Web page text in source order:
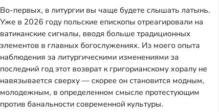
Во-первых, в литургии вы чаще будете слышать латынь.
Уже в 2026 году польские епископы отреагировали на
ватиканские сигналы, вводя больше традиционных
элементов в главных богослужениях. Из моего опыта
наблюдения за литургическими изменениями за
последний год этот возврат к григорианскому хоралу не
навязывается сверху — скорее он становится модным,
молодежным, в определенном смысле протестующим
против банальности современной культуры.